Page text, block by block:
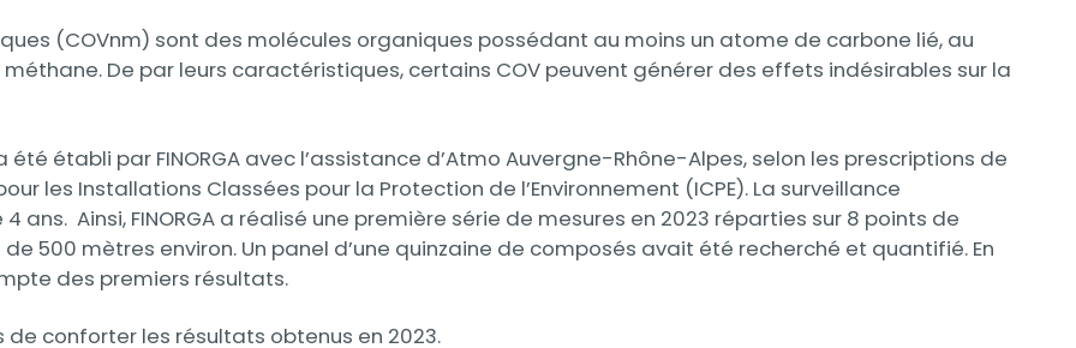
(COVnm) sont des molécules organiques possédant au moins un atome de carbone lié, au
méthane. De par leurs caractéristiques, certains COV peuvent générer des effets indésirables sur la
établi par FINORGA avec l’assistance d’Atmo Auvergne-Rhône-Alpes, selon les prescriptions de
les Installations Classées pour la Protection de l’Environnement (ICPE). La surveillance
Ainsi, FINORGA a réalisé une première série de mesures en 2023 réparties sur 8 points de
500 mètres environ. Un panel d’une quinzaine de composés avait été recherché et quantifié. En
des premiers résultats.
conforter les résultats obtenus en 2023.